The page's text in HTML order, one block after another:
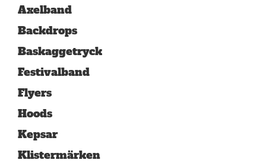
Axelband
Backdrops
Baskaggetryck
Festivalband
Flyers
Hoods
Kepsar
Klistermärken